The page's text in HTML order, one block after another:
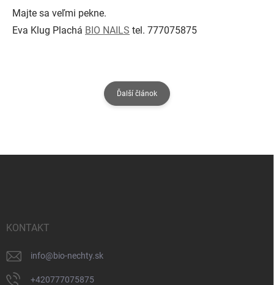
Majte sa veľmi pekne.
Eva Klug Plachá BIO NAILS tel. 777075875
Ďalší článok
KONTAKT
info@bio-nechty.sk
+420777075875